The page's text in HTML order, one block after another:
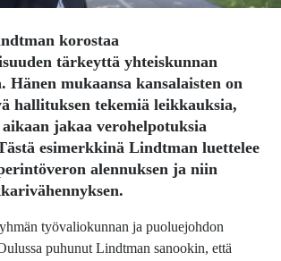
korostaa
tärkeyttä yhteiskunnan
Hänen mukaansa kansalaisten on
hallituksen tekemiä leikkauksia,
aikaan jakaa verohelpotuksia
esimerkkinä Lindtman luettelee
alennuksen ja niin
työvaliokunnan ja puoluejohdon
puhunut Lindtman sanookin, että